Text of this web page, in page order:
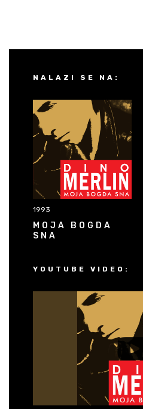
NALAZI SE NA:
1993
MOJA BOGDA
SNA
YOUTUBE VIDEO: